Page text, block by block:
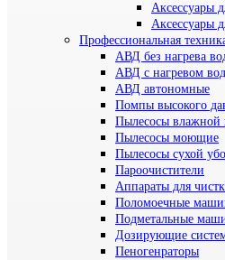
Аксессуары
Аксессуары
Профессиональная
АВД без нагрева
АВД с нагревом
АВД автономные
Помпы высокого
Пылесосы влажной
Пылесосы моющие
Пылесосы сухой
Пароочистители
Аппараты для
Поломоечные
Подметальные
Дозирующие
Пеногенраторы